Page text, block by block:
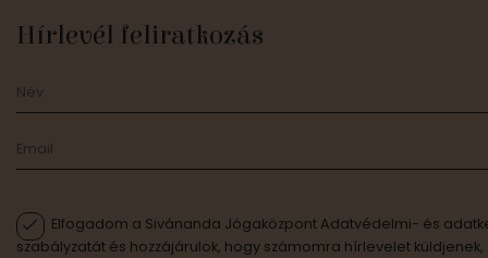
Hírlevél feliratkozás
Elfogadom a Sivánanda Jógaközpont Adatvédelmi- és
szabályzatát és hozzájárulok, hogy számomra hírlevelet küldjenek,